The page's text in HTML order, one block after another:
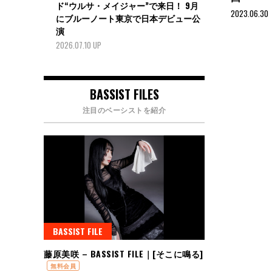
2023.06.30
ド“ウルサ・メイジャー”で来日！ 9月
にブルーノート東京で日本デビュー公
演
2026.07.10 UP
BASSIST FILES
注目のベーシストを紹介
BASSIST FILE
藤原美咲 – BASSIST FILE｜[そこに鳴る]
無料会員